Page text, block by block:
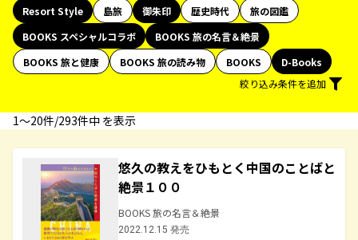
Resort Style
島旅 御朱印 歴史時代
旅の図鑑
BOOKS スペシャルコラボ
BOOKS 旅の名言＆絶景
BOOKS 旅と健康
BOOKS 旅の読み物 BOOKS
D-Books
絞り込み条件を追加
1〜20件/293件中 を表示
悠久の教えをひもとく中国のことばと
絶景１００
BOOKS 旅の名言＆絶景
2022.12.15 発売